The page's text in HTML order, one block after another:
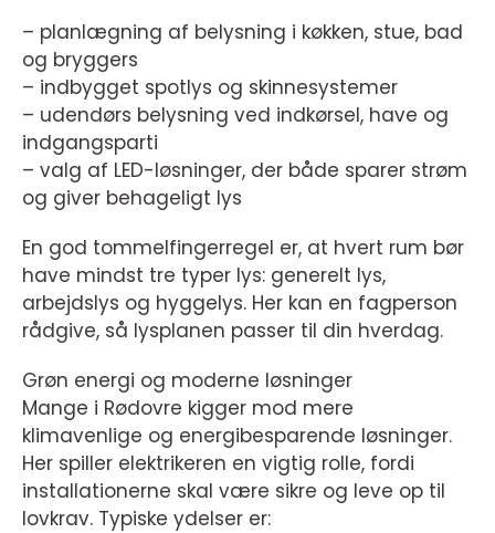
– planlægning af belysning i køkken, stue, bad
og bryggers
– indbygget spotlys og skinnesystemer
– udendørs belysning ved indkørsel, have og
indgangsparti
– valg af LED-løsninger, der både sparer strøm
og giver behageligt lys
En god tommelfingerregel er, at hvert rum bør
have mindst tre typer lys: generelt lys,
arbejdslys og hyggelys. Her kan en fagperson
rådgive, så lysplanen passer til din hverdag.
Grøn energi og moderne løsninger
Mange i Rødovre kigger mod mere
klimavenlige og energibesparende løsninger.
Her spiller elektrikeren en vigtig rolle, fordi
installationerne skal være sikre og leve op til
lovkrav. Typiske ydelser er: